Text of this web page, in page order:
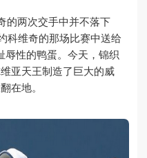
两次交手中并不落下
科维奇的那场比赛中送给
辱性的鸭蛋。今天，锦织
亚天王制造了巨大的威
在地。